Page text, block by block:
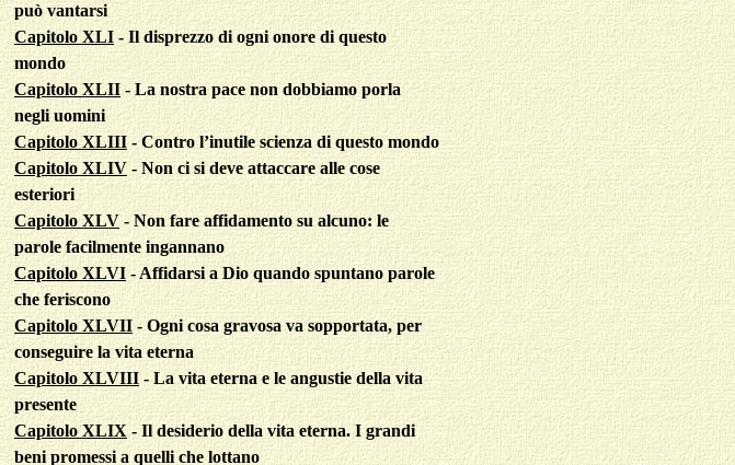
può vantarsi
Capitolo XLI - Il disprezzo di ogni onore di questo
mondo
Capitolo XLII- La nostra pace non dobbiamo porla
negli uomini
Capitolo XLIII - Contro l’inutile scienza di questo mondo
Capitolo XLIV- Non ci si deve attaccare alle cose
esteriori
Capitolo XLV- Non fare affidamento su alcuno: le
parole facilmente ingannano
Capitolo XLVI - Affidarsi a Dio quando spuntano parole
che feriscono
Capitolo XLVII - Ogni cosa gravosa va sopportata, per
conseguire la vita eterna
Capitolo XLVIII - La vita eterna e le angustie della vita
presente
Capitolo XLIX - Il desiderio della vita eterna. I grandi
beni promessi a quelli che lottano